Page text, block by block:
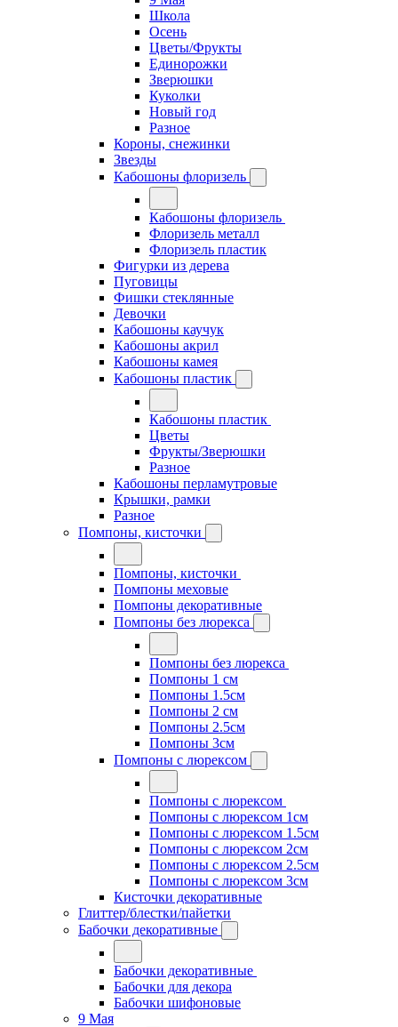
Школа
Осень
Цветы/Фрукты
Единорожки
Зверюшки
Куколки
Новый год
Разное
Короны, снежинки
Звезды
Кабошоны флоризель
Кабошоны флоризель
Флоризель металл
Флоризель пластик
Фигурки из дерева
Пуговицы
Фишки стеклянные
Девочки
Кабошоны каучук
Кабошоны акрил
Кабошоны камея
Кабошоны пластик
Кабошоны пластик
Цветы
Фрукты/Зверюшки
Разное
Кабошоны перламутровые
Крышки, рамки
Разное
Помпоны, кисточки
Помпоны, кисточки
Помпоны меховые
Помпоны декоративные
Помпоны без люрекса
Помпоны без люрекса
Помпоны 1 см
Помпоны 1.5см
Помпоны 2 см
Помпоны 2.5см
Помпоны 3см
Помпоны с люрексом
Помпоны с люрексом
Помпоны с люрексом 1см
Помпоны с люрексом 1.5см
Помпоны с люрексом 2см
Помпоны с люрексом 2.5см
Помпоны с люрексом 3см
Кисточки декоративные
Глиттер/блестки/пайетки
Бабочки декоративные
Бабочки декоративные
Бабочки для декора
Бабочки шифоновые
9 Мая